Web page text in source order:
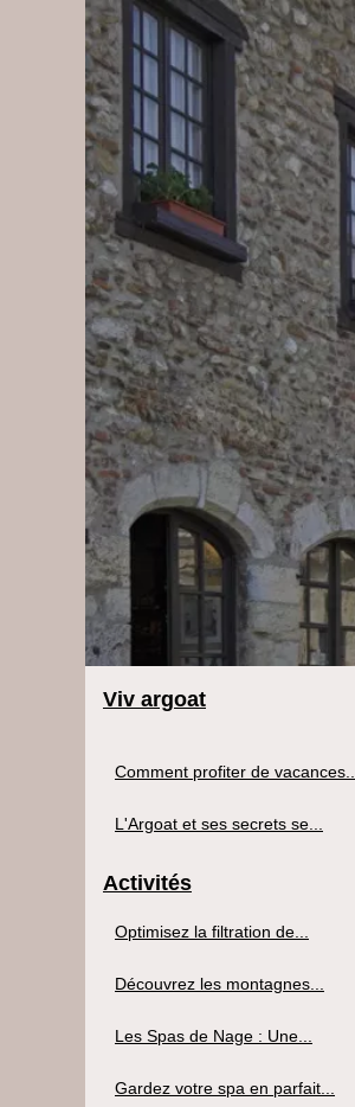
Viv argoat
Comment profiter de vacances...
L'Argoat et ses secrets se...
Activités
Optimisez la filtration de...
Découvrez les montagnes...
Les Spas de Nage : Une...
Gardez votre spa en parfait...